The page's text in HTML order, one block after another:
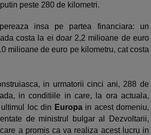
peste 280 de kilometri.
insa pe partea financiara: un
costa la ei doar 2,2 milioane de euro
milioane de euro pe kilometru, cat costa
in urmatorii cinci ani, 288 de
in conditiile in care, la ora actuala,
loc din Europain acest domeniu,
de ministrul bulgar al Dezvoltarii,
a promis ca va realiza acest lucru in